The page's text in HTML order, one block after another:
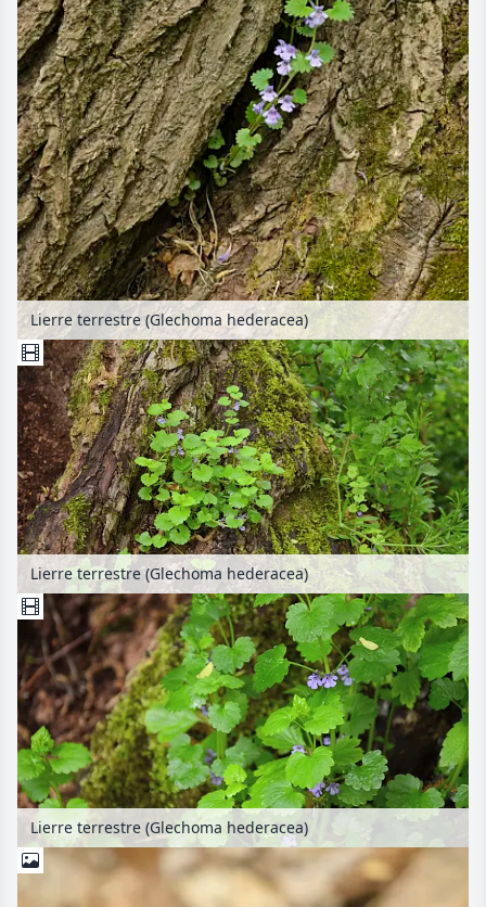
Lierre terrestre (Glechoma hederacea)
Lierre terrestre (Glechoma hederacea)
Lierre terrestre (Glechoma hederacea)